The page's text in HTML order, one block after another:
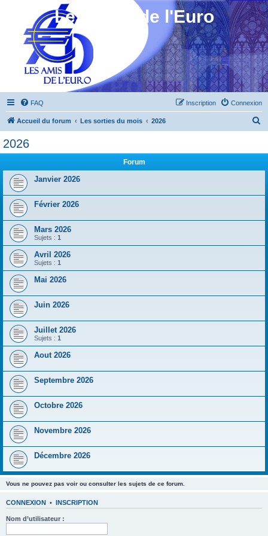
Les Amis de l'Euro
FAQ Connexion
Inscription
Accueil du forum Les sorties du mois 2026
h
2026
Forum
Janvier 2026
Février 2026
Mars 2026
Sujets : 1
Avril 2026
Sujets : 1
Mai 2026
Juin 2026
Juillet 2026
Sujets : 1
Aout 2026
Septembre 2026
Octobre 2026
Novembre 2026
Décembre 2026
Vous ne pouvez pas voir ou consulter les sujets de ce forum.
CONNEXION • INSCRIPTION
Nom d’utilisateur :